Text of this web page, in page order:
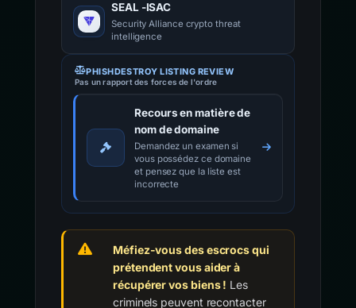
SEAL -ISAC
Security Alliance crypto threat
intelligence
PHISHDESTROY LISTING REVIEW
Pas un rapport des forces de l'ordre
Recours en matière de
nom de domaine
Demandez un examen si
vous possédez ce domaine
et pensez que la liste est
incorrecte
Méfiez-vous des escrocs qui
prétendent vous aider à
récupérer vos biens ! Les
criminels peuvent recontacter